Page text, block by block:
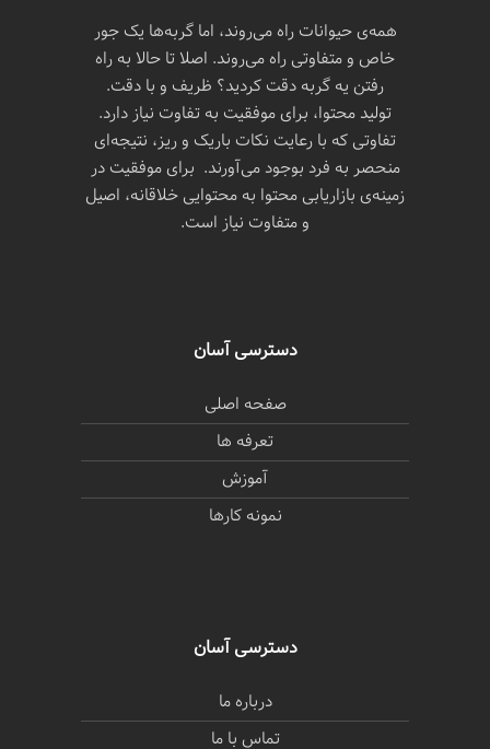
همه‌ی حیوانات راه می‌روند، اما گربه‌ها یک جور
خاص و متفاوتی راه می‌روند. اصلا تا حالا به راه
رفتن یه گربه دقت کردید؟ ظریف و با دقت.
تولید محتوا، برای موفقیت به تفاوت نیاز دارد.
تفاوتی که با رعایت نکات باریک و ریز، نتیجه‌ای
منحصر به فرد بوجود می‌آورند. برای موفقیت در
زمینه‌ی بازاریابی محتوا به محتوایی خلاقانه، اصیل
و متفاوت نیاز است.
دسترسی آسان
صفحه اصلی
تعرفه ها
آموزش
نمونه کارها
دسترسی آسان
درباره ما
تماس با ما